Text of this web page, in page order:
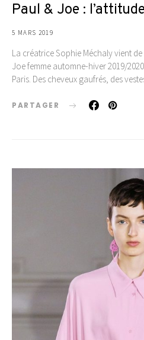
Paul & Joe :
5 MARS 2019
La créatrice Sophie Méchaly vient
Joe femme automne-hiver 2019/
Paris. Des cheveux gaufrés, des
PARTAGER